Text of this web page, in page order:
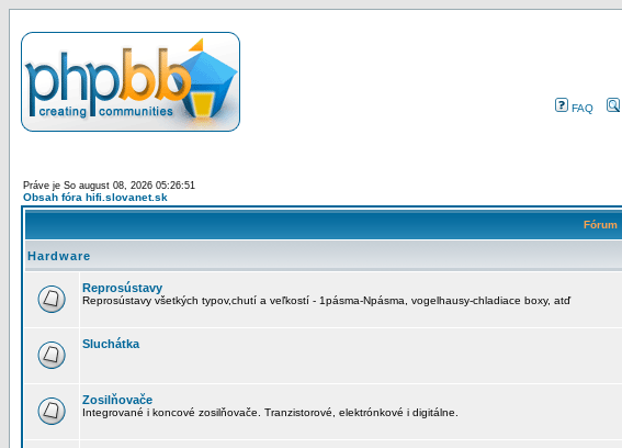
FAQ
Práve je So august 08, 2026 05:26:51
Obsah fóra hifi.slovanet.sk
Fórum
Hardware
Reprosústavy
Reprosústavy všetkých typov,chutí a veľkostí - 1pásma-Npásma, vogelhausy-chladiace boxy, atď
Sluchátka
Zosilňovače
Integrované i koncové zosilňovače. Tranzistorové, elektrónkové i digitálne.